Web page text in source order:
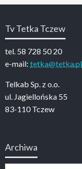
Tv Tetka Tczew
tel. 58 728 50 20
e-mail: tetka@tetka.pl
Telkab Sp. z o.o.
ul. Jagiellońska 55
83-110 Tczew
Archiwa